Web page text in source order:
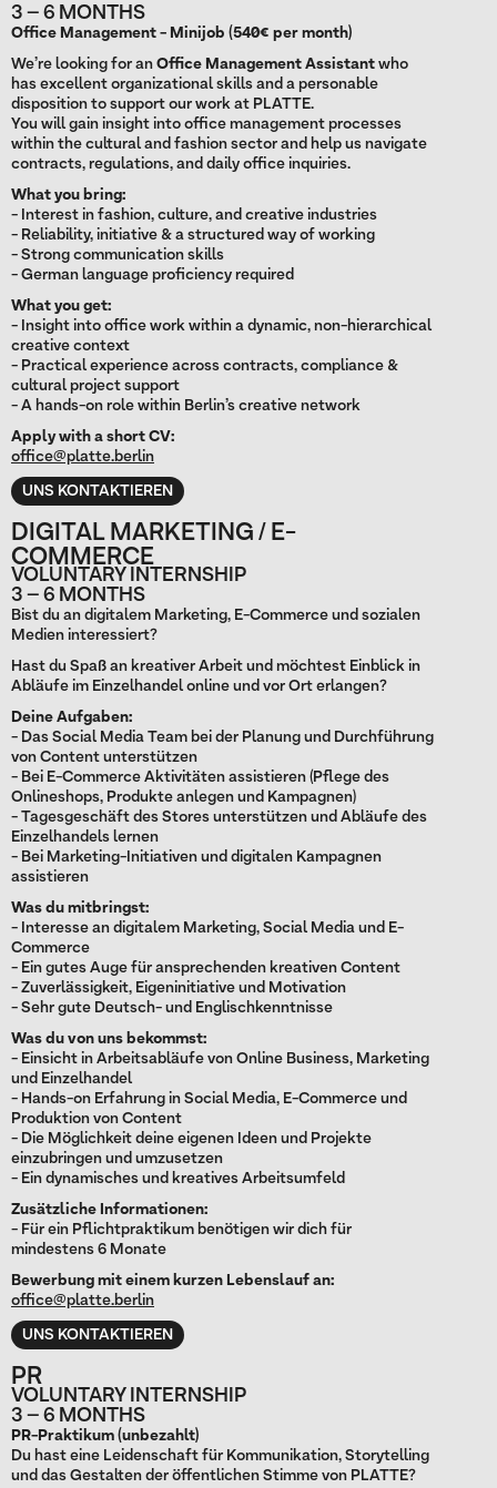
3 – 6 MONTHS
Office Management - Minijob (540€ per month)
We’re looking for anOffice Management Assistantwho
has excellent organizational skills and a personable
disposition to support our work at PLATTE.
You will gain insight into office management processes
within the cultural and fashion sector and help us navigate
contracts, regulations, and daily office inquiries.
What you bring:
- Interest in fashion, culture, and creative industries
- Reliability, initiative & a structured way of working
- Strong communication skills
- German language proficiency required
What you get:
- Insight into office work within a dynamic, non-hierarchical
creative context
- Practical experience across contracts, compliance &
cultural project support
- A hands-on role within Berlin’s creative network
Apply with a short CV:
office@platte.berlin
UNS KONTAKTIEREN
DIGITAL MARKETING / E-
COMMERCE
VOLUNTARY INTERNSHIP
3 – 6 MONTHS
Bist du an digitalem Marketing, E-Commerce und sozialen
Medien interessiert?
Hast du Spaß an kreativer Arbeit und möchtest Einblick in
Abläufe im Einzelhandel online und vor Ort erlangen?
Deine Aufgaben:
- Das Social Media Team bei der Planung und Durchführung
von Content unterstützen
- Bei E-Commerce Aktivitäten assistieren (Pflege des
Onlineshops, Produkte anlegen und Kampagnen)
- Tagesgeschäft des Stores unterstützen und Abläufe des
Einzelhandels lernen
- Bei Marketing-Initiativen und digitalen Kampagnen
assistieren
Was du mitbringst:
- Interesse an digitalem Marketing, Social Media und E-
Commerce
- Ein gutes Auge für ansprechenden kreativen Content
- Zuverlässigkeit, Eigeninitiative und Motivation
- Sehr gute Deutsch- und Englischkenntnisse
Was du von uns bekommst:
- Einsicht in Arbeitsabläufe von Online Business, Marketing
und Einzelhandel
- Hands-on Erfahrung in Social Media, E-Commerce und
Produktion von Content
- Die Möglichkeit deine eigenen Ideen und Projekte
einzubringen und umzusetzen
- Ein dynamisches und kreatives Arbeitsumfeld
Zusätzliche Informationen:
- Für ein Pflichtpraktikum benötigen wir dich für
mindestens 6 Monate
Bewerbung mit einem kurzen Lebenslauf an:
office@platte.berlin
UNS KONTAKTIEREN
PR
VOLUNTARY INTERNSHIP
3 – 6 MONTHS
PR-Praktikum (unbezahlt)
Du hast eine Leidenschaft für Kommunikation, Storytelling
und das Gestalten der öffentlichen Stimme von PLATTE?